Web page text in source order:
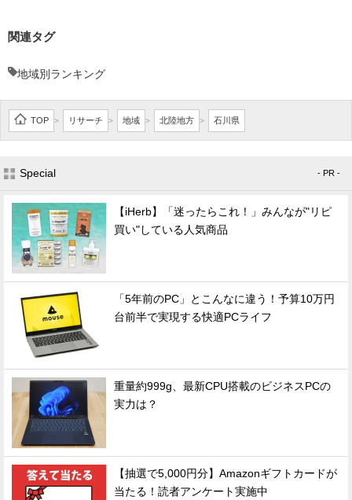
関連タグ
地域別ランキング
TOP > リサーチ > 地域 > 北陸地方 > 石川県
Special - PR -
【iHerb】「迷ったらこれ！」みんなが"リピ
買い"している人気商品
「5年前のPC」とこんなに違う！予算10万円
台前半で実現する快適PCライフ
重量約999g、最新CPU搭載のビジネスPCの
実力は？
【抽選で5,000円分】Amazonギフトカードが
当たる！読者アンケート実施中